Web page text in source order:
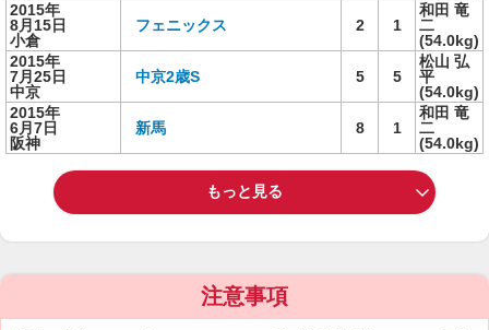
2015年
8月15日
小倉
フェニックス 2 1
和田 竜
二
(54.0kg)
2015年
7月25日
中京
中京2歳S 5 5
松山 弘
平
(54.0kg)
2015年
6月7日
阪神
新馬 8 1
和田 竜
二
(54.0kg)
もっと見る
注意事項